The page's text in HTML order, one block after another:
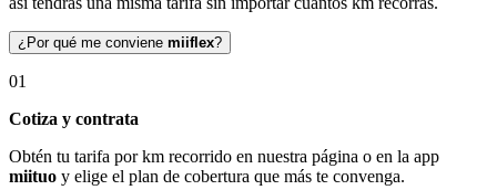
¿Por qué me conviene miiflex?
01
Cotiza y contrata
Obtén tu tarifa por km recorrido en nuestra página o en la app
miituo y elige el plan de cobertura que más te convenga.